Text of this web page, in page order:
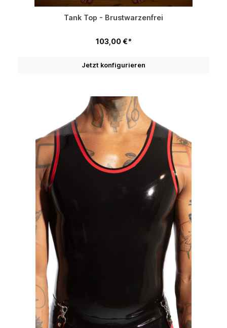
Tank Top - Brustwarzenfrei
103,00 €*
Jetzt konfigurieren